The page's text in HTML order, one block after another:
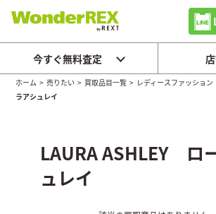
今すぐ無料査定
ホーム >売りたい > 買取品目一覧 > レディースファッション
ラアシュレイ
LAURA ASHLEY ロ
ュレイ